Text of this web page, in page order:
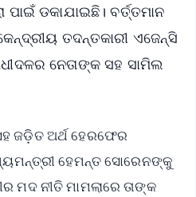
ଡକାଯାଇଛି। ବର୍ତ୍ତମାନ
ତଦନ୍ତକାରୀ ଏଜେନ୍ସି
ନେତାଙ୍କ ସହ ସାମିଲ
ଜଡ଼ିତ ଅର୍ଥ ହେରଫେର
ହେମନ୍ତ ସୋରେନଙ୍କୁ
ମଦ ନୀତି ମାମଲାରେ ତାଙ୍କ